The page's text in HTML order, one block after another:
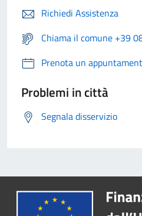
Richiedi Assistenza
Chiama il comune +39
Prenota un
Problemi in città
Segnala disservizio